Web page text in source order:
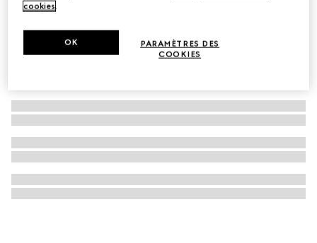
cookies.
PARAMÈTRES DES
COOKIES
OK